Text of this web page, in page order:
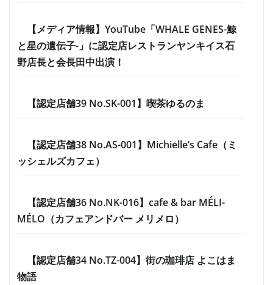
【メディア情報】YouTube「WHALE GENES-鯨
と星の遺伝子-」に認定店レストランヤンキイス石
野店長と会長田中出演！
【認定店舗39 No.SK-001】喫茶ゆるのま
【認定店舗38 No.AS-001】Michielle’s Cafe（ミ
ッシェルズカフェ）
【認定店舗36 No.NK-016】cafe & bar MÉLI-
MÉLO（カフェアンドバー メリメロ）
【認定店舗34 No.TZ-004】街の珈琲店 よこはま
物語